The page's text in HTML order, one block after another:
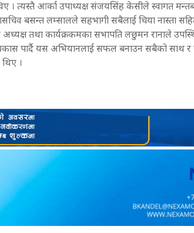
। त्यस्तै आर्का उपाध्यक्ष संजयसिंह केसीले स्वागत
बसन्त लम्सालले सहभागी सबैलाई चिया नास्ता
तथा कार्यक्रकमका सभापति लछुमन रानाले
प्रकास पार्दै यस अभियानलाई सफल बनाउन सबैको
।